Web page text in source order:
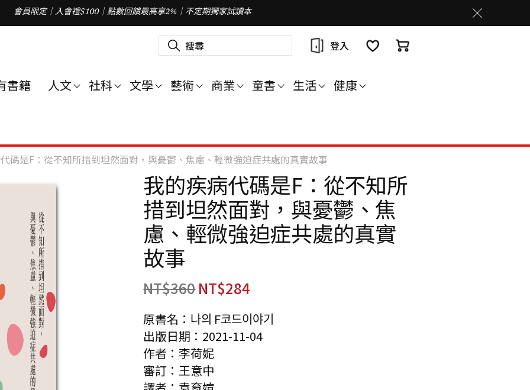
會員限定｜入會禮$100｜點數回饋最高享2%｜不定期獨家試讀本
搜
尋
字
登入
書籍 人文 社科 文學 藝術 商業 童書 生活 健康
碼是F：從不知所措到坦然面對，與憂鬱、焦慮、輕微強迫症共處的真實故事
我的疾病代碼是F：從不知所
措到坦然面對，與憂鬱、焦
慮、輕微強迫症共處的真實
故事
NT$360NT$284
原書名：나의 F코드이야기
出版日期：2021-11-04
作者：李荷妮
審訂：王意中